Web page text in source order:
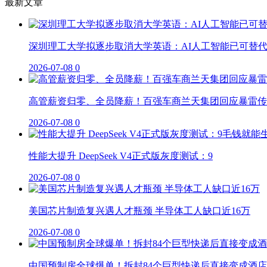
深圳理工大学拟逐步取消大学英语：AI人工智能已可替代
2026-07-08 0
高管薪资归零、全员降薪！百强车商兰天集团回应暴雷
2026-07-08 0
性能大提升 DeepSeek V4正式版灰度测试：9
2026-07-08 0
美国芯片制造复兴遇人才瓶颈 半导体工人缺口近16万
2026-07-08 0